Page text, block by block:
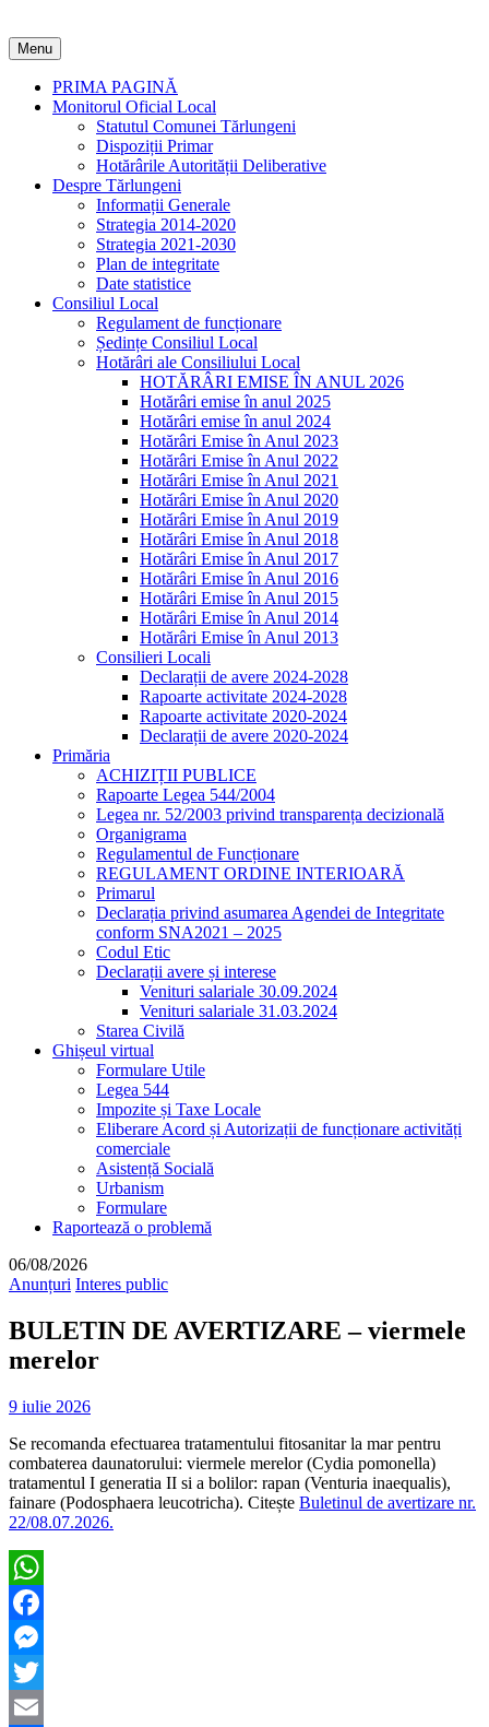
Menu
PRIMA PAGINĂ
Monitorul Oficial Local
Statutul Comunei Tărlungeni
Dispoziții Primar
Hotărârile Autorității Deliberative
Despre Tărlungeni
Informații Generale
Strategia 2014-2020
Strategia 2021-2030
Plan de integritate
Date statistice
Consiliul Local
Regulament de funcționare
Ședințe Consiliul Local
Hotărâri ale Consiliului Local
HOTĂRÂRI EMISE ÎN ANUL 2026
Hotărâri emise în anul 2025
Hotărâri emise în anul 2024
Hotărâri Emise în Anul 2023
Hotărâri Emise în Anul 2022
Hotărâri Emise în Anul 2021
Hotărâri Emise în Anul 2020
Hotărâri Emise în Anul 2019
Hotărâri Emise în Anul 2018
Hotărâri Emise în Anul 2017
Hotărâri Emise în Anul 2016
Hotărâri Emise în Anul 2015
Hotărâri Emise în Anul 2014
Hotărâri Emise în Anul 2013
Consilieri Locali
Declarații de avere 2024-2028
Rapoarte activitate 2024-2028
Rapoarte activitate 2020-2024
Declarații de avere 2020-2024
Primăria
ACHIZIȚII PUBLICE
Rapoarte Legea 544/2004
Legea nr. 52/2003 privind transparența decizională
Organigrama
Regulamentul de Funcționare
REGULAMENT ORDINE INTERIOARĂ
Primarul
Declarația privind asumarea Agendei de Integritate
conform SNA2021 – 2025
Codul Etic
Declarații avere și interese
Venituri salariale 30.09.2024
Venituri salariale 31.03.2024
Starea Civilă
Ghișeul virtual
Formulare Utile
Legea 544
Impozite și Taxe Locale
Eliberare Acord și Autorizații de funcționare activități
comerciale
Asistență Socială
Urbanism
Formulare
Raportează o problemă
06/08/2026
Anunțuri Interes public
BULETIN DE AVERTIZARE – viermele
merelor
9 iulie 2026
Se recomanda efectuarea tratamentului fitosanitar la mar pentru
combaterea daunatorului: viermele merelor (Cydia pomonella)
tratamentul I generatia II si a bolilor: rapan (Venturia inaequalis),
fainare (Podosphaera leucotricha). Citește Buletinul de avertizare nr.
22/08.07.2026.
WhatsApp
Facebook
Messenger
Twitter